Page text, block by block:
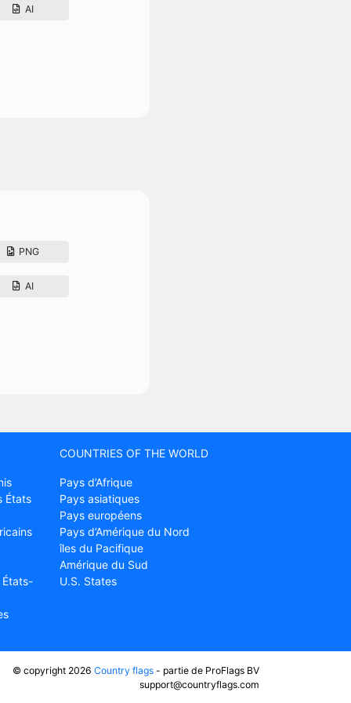
AI
PNG
AI
États
États-
COUNTRIES OF THE WORLD
Pays d’Afrique
Pays asiatiques
Pays européens
Pays d’Amérique du Nord
îles du Pacifique
Amérique du Sud
U.S. States
© copyright 2026 Country flags - partie de ProFlags BV
support@countryflags.com